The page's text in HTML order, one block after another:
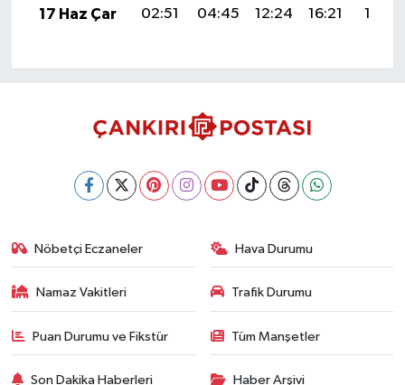
17 Haz Çar
02:51 04:45 12:24 16:21 19:54
Nöbetçi Eczaneler Hava Durumu
Namaz Vakitleri Trafik Durumu
Puan Durumu ve Fikstür Tüm Manşetler
Son Dakika Haberleri Haber Arşivi